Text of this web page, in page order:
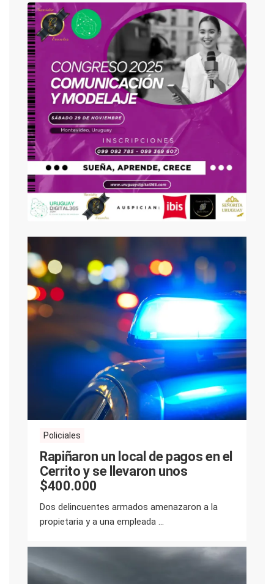
Policiales
Rapiñaron un local de pagos en el
Cerrito y se llevaron unos
$400.000
Dos delincuentes armados amenazaron a la
propietaria y a una empleada ...